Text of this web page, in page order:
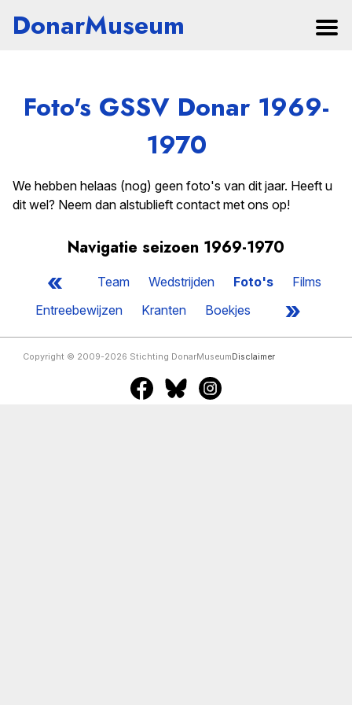
DonarMuseum
Foto's GSSV Donar 1969-
1970
We hebben helaas (nog) geen foto's van dit jaar. Heeft u
dit wel? Neem dan alstublieft contact met ons op!
Navigatie seizoen 1969-1970
« Team Wedstrijden Foto's
Films
Entreebewijzen
Kranten Boekjes »
Copyright © 2009-2026 Stichting DonarMuseum Disclaimer